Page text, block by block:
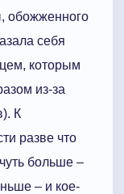
обожженного
себя
которым
из-за
К
разве что
больше –
– и кое-